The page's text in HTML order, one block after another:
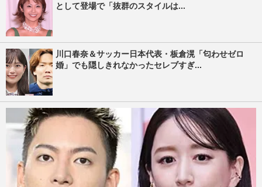
として登場で「抜群のスタイルは...
川口春奈＆サッカー日本代表・板倉滉「匂わせゼロ
婚」でも隠しきれなかったセレブすぎ...